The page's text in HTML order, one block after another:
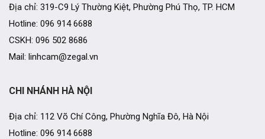
CHI NHÁNH HÀ NỘI
Địa chỉ: 112 Võ Chí Công, Phường Nghĩa Đô, Hà Nội
Hotline: 096 914 6688
Địa chỉ: 319-C9 Lý Thường Kiệt, Phường Phú Thọ, TP. HCM
Hotline: 096 914 6688
CSKH: 096 502 8686
Mail: linhcam@zegal.vn